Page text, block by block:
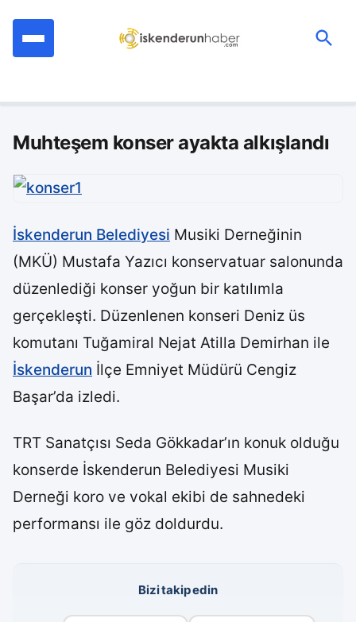
Muhteşem konser ayakta alkışlandı
İskenderun Belediyesi Musiki Derneğinin
(MKÜ) Mustafa Yazıcı konservatuar salonunda
düzenlediği konser yoğun bir katılımla
gerçekleşti. Düzenlenen konseri Deniz üs
komutanı Tuğamiral Nejat Atilla Demirhan ile
İskenderun İlçe Emniyet Müdürü Cengiz
Başar’da izledi.
TRT Sanatçısı Seda Gökkadar’ın konuk olduğu
konserde İskenderun Belediyesi Musiki
Derneği koro ve vokal ekibi de sahnedeki
performansı ile göz doldurdu.
Bizi takip edin